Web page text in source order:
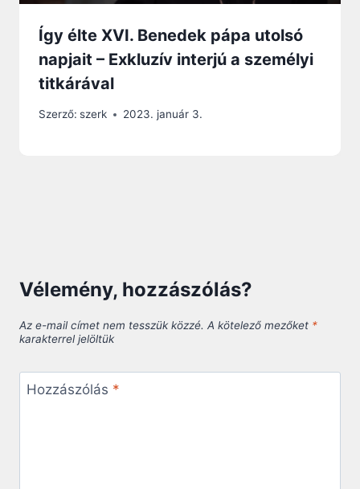
Így élte XVI. Benedek pápa utolsó
napjait – Exkluzív interjú a személyi
titkárával
Szerző: szerk 2023. január 3.
Vélemény, hozzászólás?
Az e-mail címet nem tesszük közzé. A kötelező mezőket *
karakterrel jelöltük
Hozzászólás *